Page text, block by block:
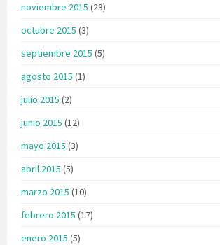
noviembre 2015 (23)
octubre 2015 (3)
septiembre 2015 (5)
agosto 2015 (1)
julio 2015 (2)
junio 2015 (12)
mayo 2015 (3)
abril 2015 (5)
marzo 2015 (10)
febrero 2015 (17)
enero 2015 (5)